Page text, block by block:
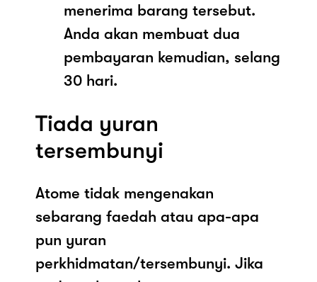
menerima barang tersebut.
Anda akan membuat dua
pembayaran kemudian, selang
30 hari.
Tiada yuran
tersembunyi
Atome tidak mengenakan
sebarang faedah atau apa-apa
pun yuran
perkhidmatan/tersembunyi. Jika